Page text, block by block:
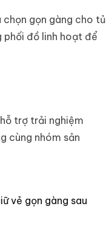
gọn gàng cho tủ
phối đồ linh hoạt để
trợ trải nghiệm
cùng nhóm sản
vẻ gọn gàng sau